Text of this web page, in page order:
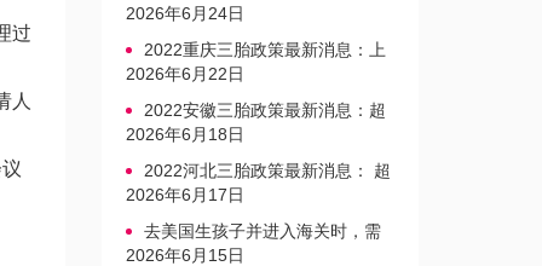
过
人
户口、办准生证指南
2026年6月24日
2022重庆三胎政策最新消息：上
户口、办准生证指南
2026年6月22日
2022安徽三胎政策最新消息：超
生家庭罚款标准更新
2026年6月18日
2022河北三胎政策最新消息： 超
生三孩不再缴纳社会抚养费
2026年6月17日
去美国生孩子并进入海关时，需
要注意的事项是什么？
2026年6月15日